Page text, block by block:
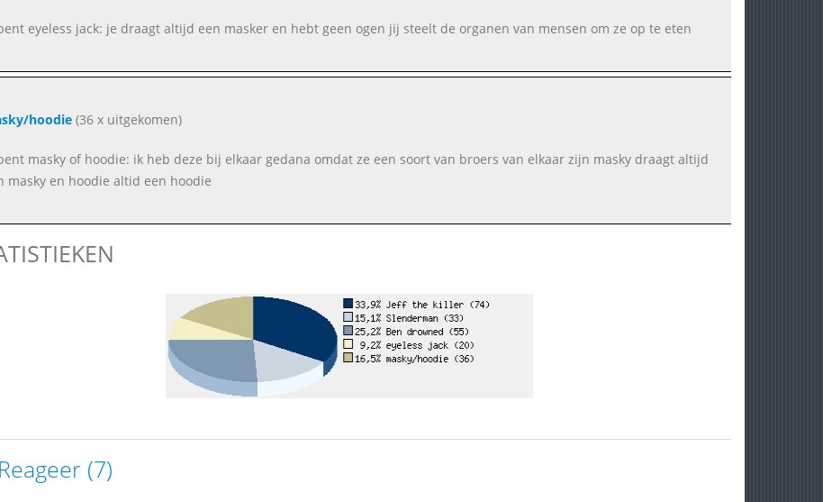
eyeless jack: je draagt altijd een masker en hebt geen ogen jij steelt de organen van mensen om ze op te eten
hoodie(36 x uitgekomen)
masky of hoodie: ik heb deze bij elkaar gedana omdat ze een soort van broers van elkaar zijn masky draagt altijd
masky en hoodie altid een hoodie
Reageer (7)